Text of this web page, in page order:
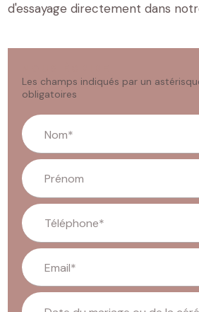
d'essayage directement dans
Les champs indiqués par un
obligatoires
Nom*
Prénom
Téléphone*
Email*